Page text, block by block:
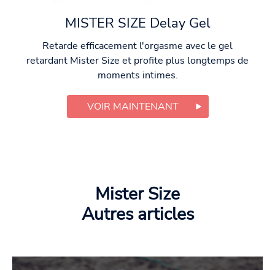
MISTER SIZE Delay Gel
Retarde efficacement l'orgasme avec le gel
retardant Mister Size et profite plus longtemps de
moments intimes.
VOIR MAINTENANT
Mister Size
Autres articles